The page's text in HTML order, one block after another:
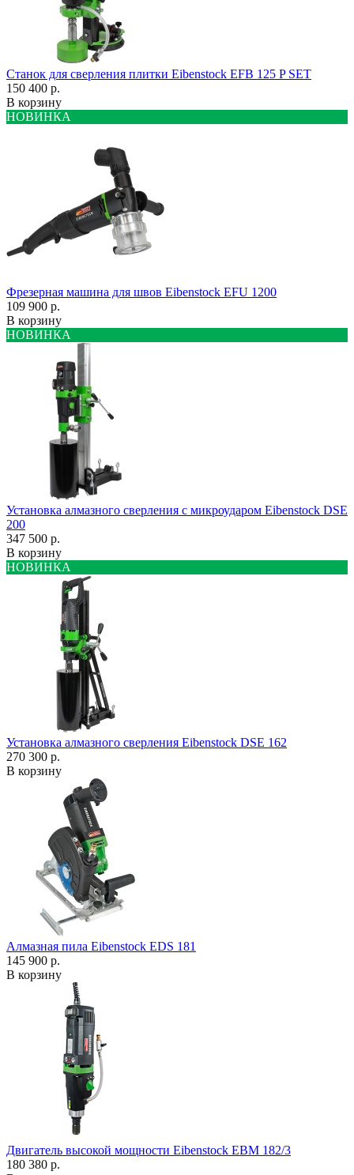
Станок для сверления плитки Eibenstock EFB 125 P SET
150 400 р.
В корзину
НОВИНКА
Фрезерная машина для швов Eibenstock EFU 1200
109 900 р.
В корзину
НОВИНКА
Установка алмазного сверления с микроударом Eibenstock DSE
200
347 500 р.
В корзину
НОВИНКА
Установка алмазного сверления Eibenstock DSE 162
270 300 р.
В корзину
Алмазная пила Eibenstock EDS 181
145 900 р.
В корзину
Двигатель высокой мощности Eibenstock EBM 182/3
180 380 р.